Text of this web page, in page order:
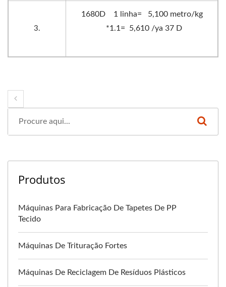
3.
1680D 1 linha= 5,100 metro/kg
*1.1= 5,610 /ya 37 D
Produtos
Máquinas Para Fabricação De Tapetes De PP
Tecido
Máquinas De Trituração Fortes
Máquinas De Reciclagem De Resíduos Plásticos